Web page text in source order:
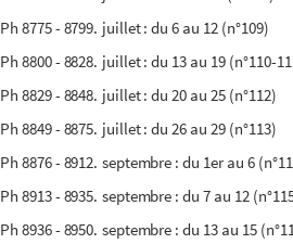
Ph 8775 - 8799. juillet : du 6 au 12 (n°109)
Ph 8800 - 8828. juillet : du 13 au 19 (n°110-
Ph 8829 - 8848. juillet : du 20 au 25 (n°112)
Ph 8849 - 8875. juillet : du 26 au 29 (n°113)
Ph 8876 - 8912. septembre : du 1er au 6
Ph 8913 - 8935. septembre : du 7 au 12
Ph 8936 - 8950. septembre : du 13 au 15